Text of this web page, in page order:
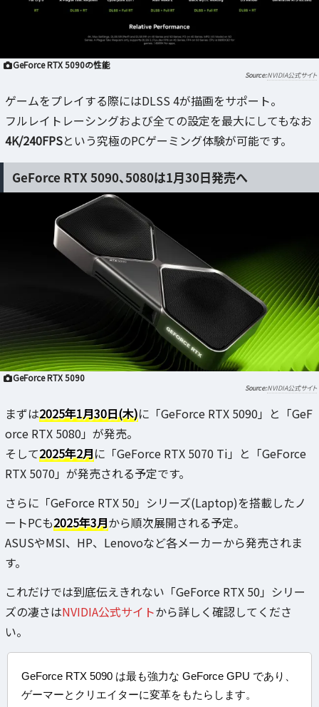
GeForce RTX 5090の性能
NVIDIA公式サイト
ゲームをプレイする際にはDLSS 4が描画をサポート。
フルレイトレーシングおよび全ての設定を最大にしてもなお
4K/240FPSという究極のPCゲーミング体験が可能です。
GeForce RTX 5090、5080は1月30日発売へ
GeForce RTX 5090
NVIDIA公式サイト
まずは2025年1月30日(木)に「GeForce RTX 5090」と「GeF
orce RTX 5080」が発売。
そして2025年2月に「GeForce RTX 5070 Ti」と「GeForce
RTX 5070」が発売される予定です。
さらに「GeForce RTX 50」シリーズ(Laptop)を搭載したノ
ートPCも2025年3月から順次展開される予定。
ASUSやMSI、HP、Lenovoなど各メーカーから発売されま
す。
これだけでは到底伝えきれない「GeForce RTX 50」シリー
ズの凄さはNVIDIA公式サイトから詳しく確認してくださ
い。
GeForce RTX 5090 は最も強力な GeForce GPU であり、
ゲーマーとクリエイターに変革をもたらします。